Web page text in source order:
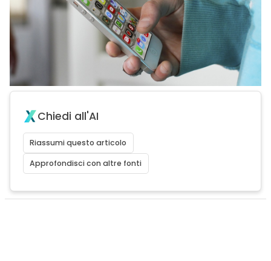
Chiedi all'AI
Riassumi questo articolo
Approfondisci con altre fonti